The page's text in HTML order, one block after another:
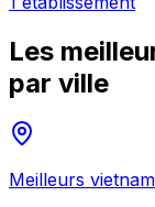
Les
par ville
Meilleurs